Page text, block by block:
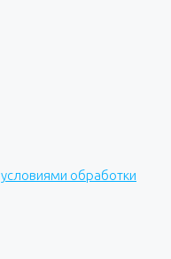
условиями обработки